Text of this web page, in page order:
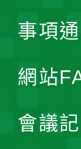
事項
網站
會議